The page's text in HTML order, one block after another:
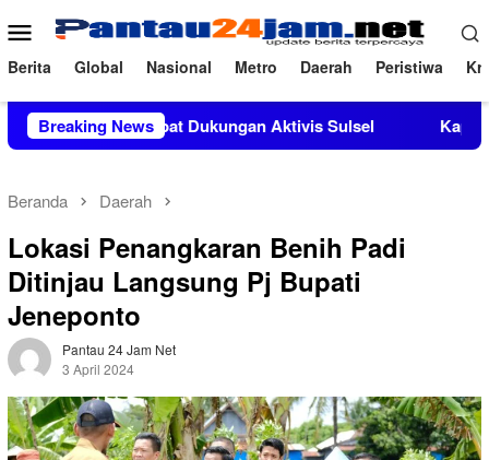
ke
konten
Menu
Mobile
Berita Global Nasional Metro Daerah Peristiwa
Breaking News
Dukungan Aktivis Sulsel Kapolres Polewali
Beranda Daerah
Lokasi Penangkaran Benih Padi
Ditinjau Langsung Pj Bupati
Jeneponto
Pantau 24 Jam Net
3 April 2024